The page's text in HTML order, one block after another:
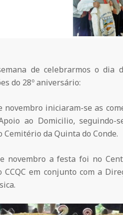
de celebrarmos o dia
do 28º aniversário:
novembro iniciaram-se as
ao Domicilio,
Cemitério da Quinta do Conde.
novembro a festa foi no
CCQC em conjunto com a